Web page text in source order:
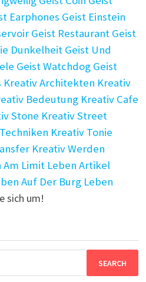
Earphones Geist Einstein
Geist Restaurant Geist
Dunkelheit Geist Und
Geist Watchdog Geist
Kreativ Architekten Kreativ
Bedeutung Kreativ Cafe
Stone Kreativ Street
Kreativ Tonie
Kreativ Werden
Am Limit Leben Artikel
Auf Der Burg Leben
sich um!